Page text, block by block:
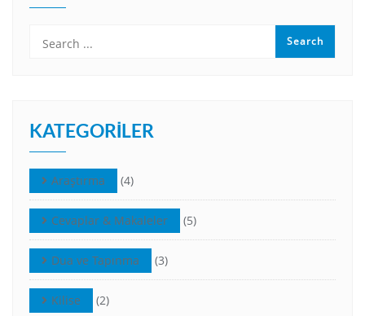
KATEGORILER
Araştırma (4)
Cevaplar & Makaleler (5)
Dua ve Tapınma (3)
Kilise (2)